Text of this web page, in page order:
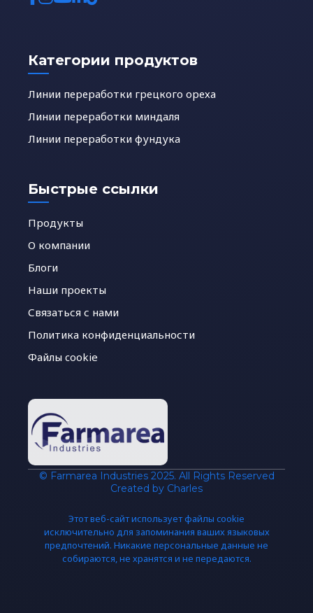
Категории продуктов
Линии переработки грецкого ореха
Линии переработки миндаля
Линии переработки фундука
Быстрые ссылки
Продукты
О компании
Блоги
Наши проекты
Связаться с нами
Политика конфиденциальности
Файлы cookie
© Farmarea Industries 2025. All Rights Reserved
Created by Charles
Этот веб-сайт использует файлы cookie
исключительно для запоминания ваших языковых
предпочтений. Никакие персональные данные не
собираются, не хранятся и не передаются.